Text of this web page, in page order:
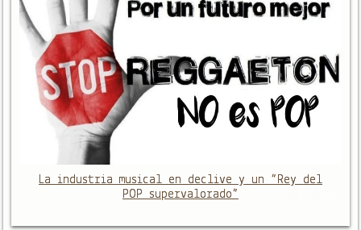
La industria musical en declive y un “Rey del
POP supervalorado”